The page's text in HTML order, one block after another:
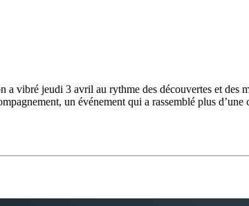
vibré jeudi 3 avril au rythme des découvertes et des
un événement qui a rassemblé plus d’une